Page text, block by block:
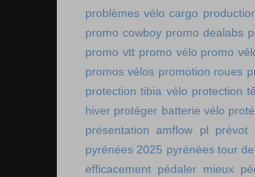
problèmes vélo cargo
promo cowboy promo dealabs
promo vtt promo vélo promo
promos vélos promotion roues
protection tibia vélo protection
hiver protéger batterie vélo
présentation amflow pl
prévot
pyrénées 2025 pyrénées tour
efficacement pédaler mieux